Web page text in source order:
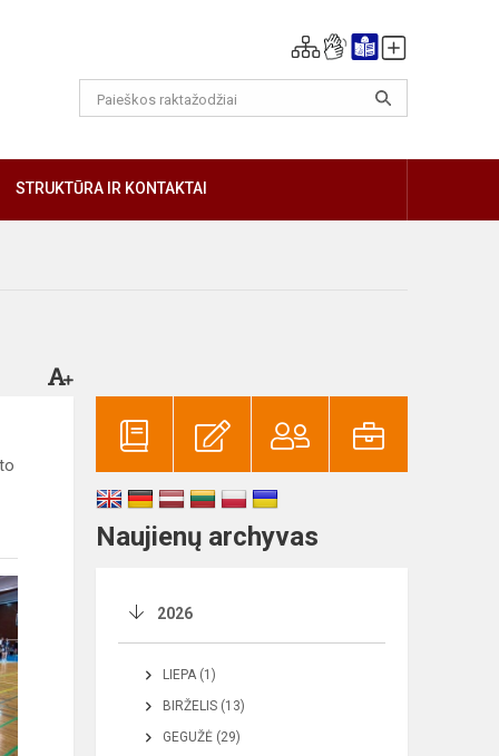
STRUKTŪRA IR KONTAKTAI
Naujienų archyvas
2026
LIEPA (1)
BIRŽELIS (13)
GEGUŽĖ (29)